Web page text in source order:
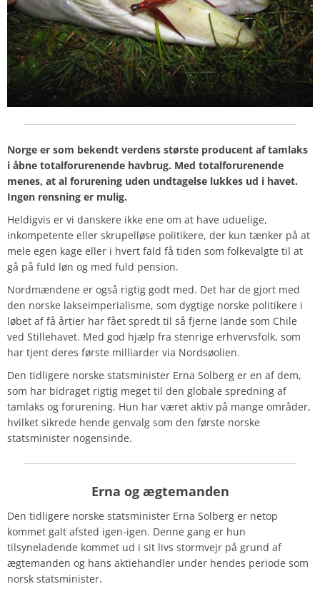
Norge er som bekendt verdens største producent af tamlaks
i åbne totalforurenende havbrug. Med totalforurenende
menes, at al forurening uden undtagelse lukkes ud i havet.
Ingen rensning er mulig.
Heldigvis er vi danskere ikke ene om at have uduelige,
inkompetente eller skrupelløse politikere, der kun tænker på at
mele egen kage eller i hvert fald få tiden som folkevalgte til at
gå på fuld løn og med fuld pension.
Nordmændene er også rigtig godt med. Det har de gjort med
den norske lakseimperialisme, som dygtige norske politikere i
løbet af få årtier har fået spredt til så fjerne lande som Chile
ved Stillehavet. Med god hjælp fra stenrige erhvervsfolk, som
har tjent deres første milliarder via Nordsøolien.
Den tidligere norske statsminister Erna Solberg er en af dem,
som har bidraget rigtig meget til den globale spredning af
tamlaks og forurening. Hun har været aktiv på mange områder,
hvilket sikrede hende genvalg som den første norske
statsminister nogensinde.
Erna og ægtemanden
Den tidligere norske statsminister Erna Solberg er netop
kommet galt afsted igen-igen. Denne gang er hun
tilsyneladende kommet ud i sit livs stormvejr på grund af
ægtemanden og hans aktiehandler under hendes periode som
norsk statsminister.